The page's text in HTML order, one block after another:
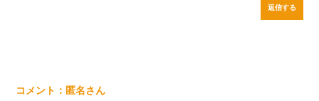
返信する
匿名